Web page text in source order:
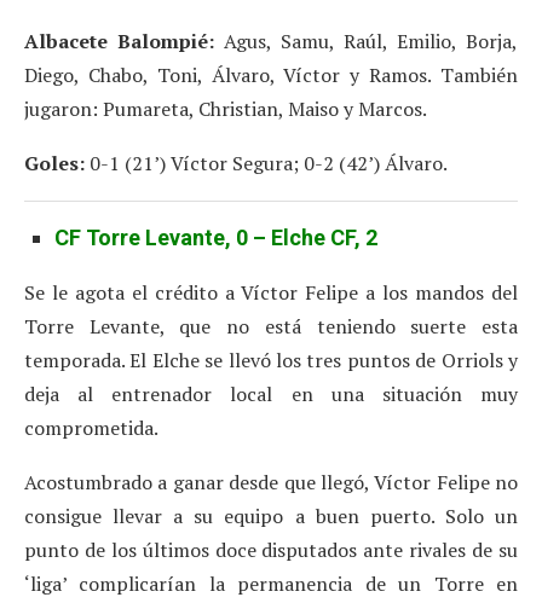
Albacete Balompié: Agus, Samu, Raúl, Emilio, Borja,
Diego, Chabo, Toni, Álvaro, Víctor y Ramos. También
jugaron: Pumareta, Christian, Maiso y Marcos.
Goles: 0-1 (21’) Víctor Segura; 0-2 (42’) Álvaro.
CF Torre Levante, 0 – Elche CF, 2
Se le agota el crédito a Víctor Felipe a los mandos del
Torre Levante, que no está teniendo suerte esta
temporada. El Elche se llevó los tres puntos de Orriols y
deja al entrenador local en una situación muy
comprometida.
Acostumbrado a ganar desde que llegó, Víctor Felipe no
consigue llevar a su equipo a buen puerto. Solo un
punto de los últimos doce disputados ante rivales de su
‘liga’ complicarían la permanencia de un Torre en